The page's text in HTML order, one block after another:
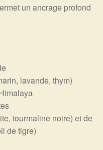
un ancrage profond
lavande, thym)
tourmaline noire) et de
de tigre)